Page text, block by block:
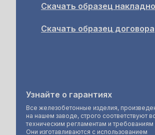
Скачать образец
Скачать образец договора
Узнайте о гарантиях
Все железобетонные изделия,
на нашем заводе, строго соответствуют
техническим регламентам и
Они изготавливаются с использованием